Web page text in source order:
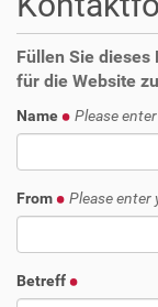
Füllen Sie
für die Website
Name Please
From Please enter
Betreff